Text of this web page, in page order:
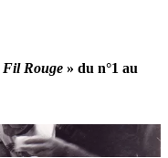
Fil Rouge » du n°1 au